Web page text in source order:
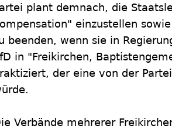
plant demnach, die
einzustellen
beenden, wenn sie in
in "Freikirchen,
der eine von der
Verbände mehrerer